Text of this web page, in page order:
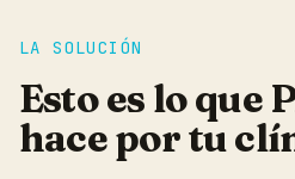
LA SOLUCIÓN
Esto es lo que
hace por tu